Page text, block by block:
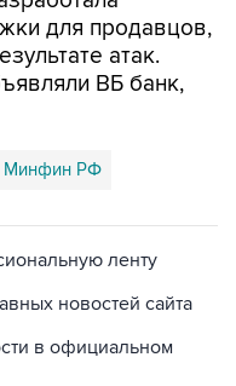
для продавцов,
атак.
ВБ банк,
Минфин РФ
ленту
новостей сайта
в официальном